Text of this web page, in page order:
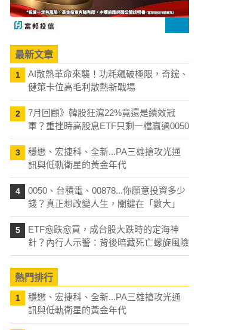
最新文章
1
AI散熱革命來襲！功耗飆破極限，奇鋐、
健策卡位高毛利散熱新戰場
2
7月回顧》韓股狂瀉22%竟還是績效冠
軍？重挫時高股息ETF只剩一檔贏過0050
3
穩懋、宏捷科、全新...PA三雄搶攻光通
訊與低軌衛星的黃金年代
4
0050、台積電、00878...你願意投資多少
錢？真正想改變人生，關鍵在「數大」
5
ETF愈跌愈買，成台股大跌時的定海神
針？內行人示警：背後暗藏死亡螺旋風險
熱門排行
1
穩懋、宏捷科、全新...PA三雄搶攻光通
訊與低軌衛星的黃金年代